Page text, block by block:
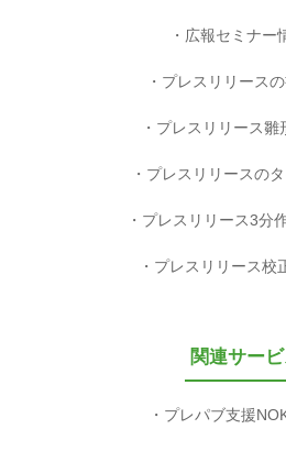
広報セミナー
プレスリリース
プレスリリース雛
プレスリリースの
プレスリリース3分
プレスリリース校
関連サー
プレパブ支援